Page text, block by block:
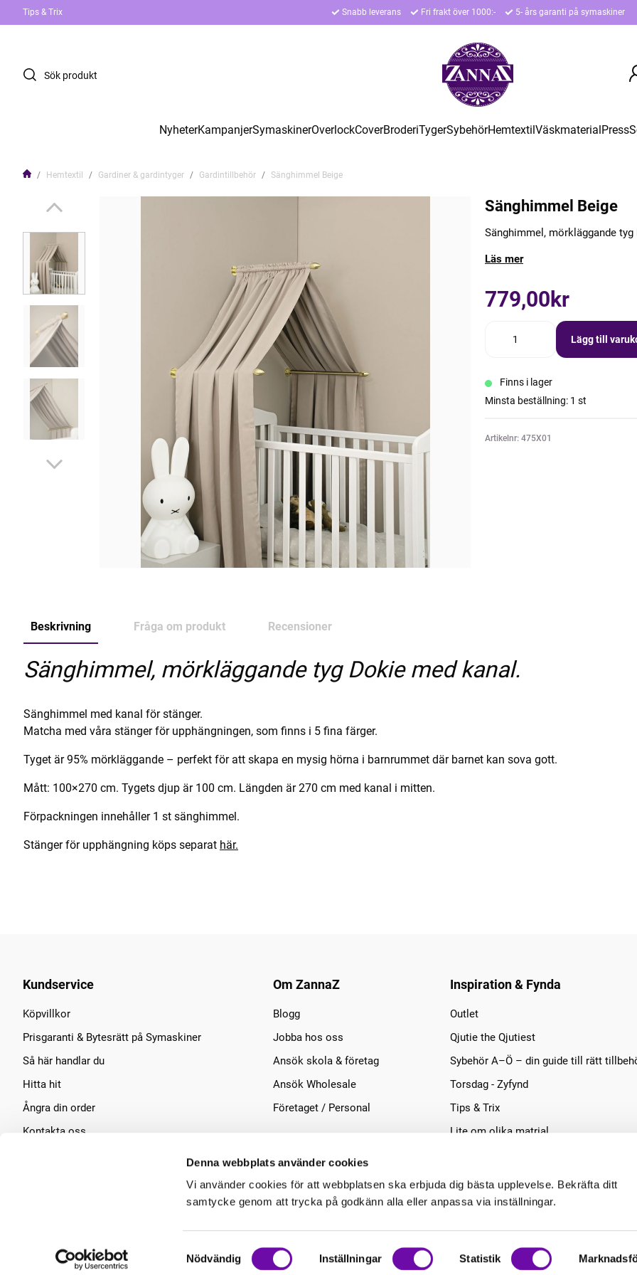
Denna webbplats använder cookies
Vi använder cookies för att webbplatsen ska erbjuda dig bästa upplevelse. Bekräfta ditt
samtycke genom att trycka på godkänn alla eller anpassa via inställningar.
Samtyckesval
Nödvändig Inställningar Statistik
Tips & Trix Snabb leverans Fri frakt över 1000:- 5- års garanti på symaskiner
NyheterKampanjerSymaskinerOverlockCoverBroderiTygerSybehörHemtextilVäskmaterialPress
Hemtextil Gardiner & gardintyger Gardintillbehör Sänghimmel Beige
Sänghimmel Beige
Sänghimmel, mörkläggande
Läs mer
779,00kr
Lägg till
Finns i lager
Minsta beställning: 1 st
Artikelnr: 475X01
Beskrivning Fråga om produkt Recensioner
Sänghimmel, mörkläggande tyg Dokie med kanal.
Sänghimmel med kanal för stänger.
Matcha med våra stänger för upphängningen, som finns i 5 fina färger.
Tyget är 95% mörkläggande – perfekt för att skapa en mysig hörna i barnrummet där barnet kan sova gott.
Mått: 100×270 cm. Tygets djup är 100 cm. Längden är 270 cm med kanal i mitten.
Förpackningen innehåller 1 st sänghimmel.
Stänger för upphängning köps separat här.
Kundservice
Köpvillkor
Prisgaranti & Bytesrätt på Symaskiner
Så här handlar du
Hitta hit
Ångra din order
Kontakta oss
Om ZannaZ
Blogg
Jobba hos oss
Ansök skola & företag
Ansök Wholesale
Företaget / Personal
Inspiration & Fynda
Outlet
Qjutie the Qjutiest
Sybehör A–Ö – din guide till rätt
Torsdag - Zyfynd
Tips & Trix
Lite om olika matrial
.